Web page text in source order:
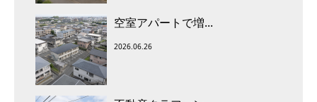
空室アパートで増...
2026.06.26